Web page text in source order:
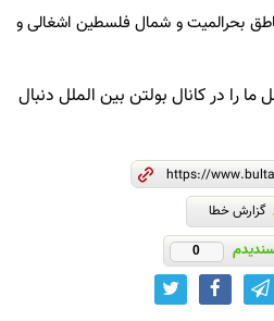
بحرالمیت و شمال فلسطین اشغالی و
را در کانال بولتن بین الملل دنبال
گزارش خطا
0